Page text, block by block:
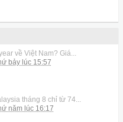
về Việt Nam? Giá...
bảy lúc 15:57
tháng 8 chỉ từ 74...
năm lúc 16:17